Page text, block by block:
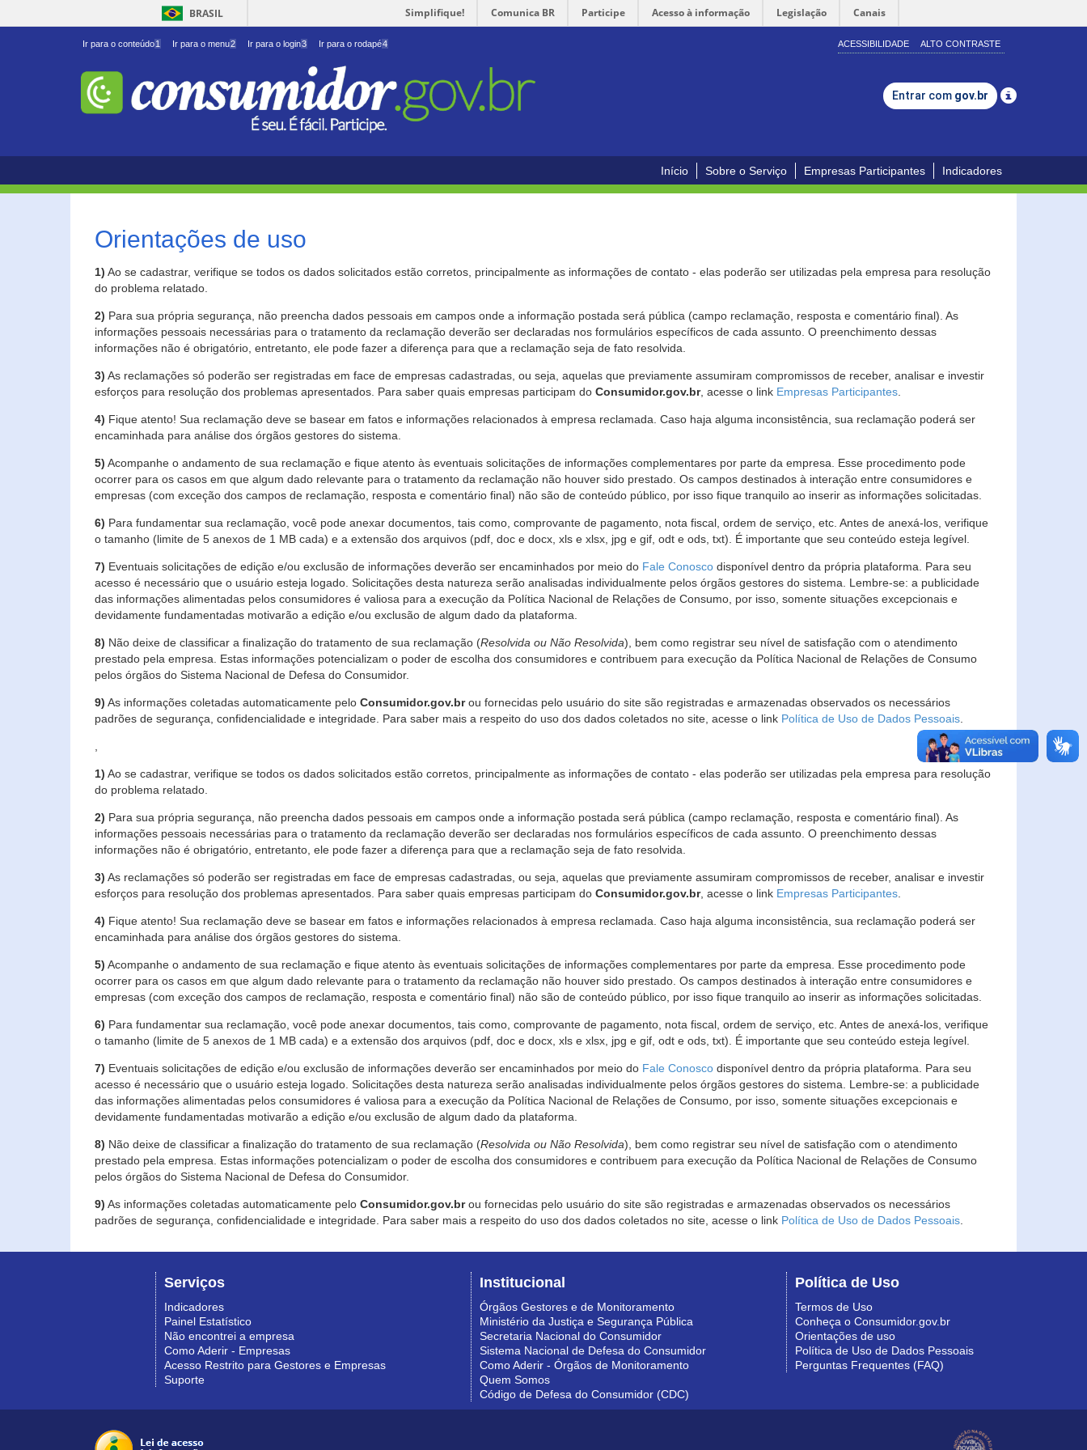
BRASIL Simplifique! Comunica BR Participe Acesso à informação Legislação Canais
Ir para o conteúdo1 Ir para o menu2 Ir para o login3 Ir para o rodapé4 ACESSIBILIDADE ALTO CONTRASTE
Entrar com gov.br
Início Sobre o Serviço Empresas Participantes Indicadores
Orientações de uso
1) Ao se cadastrar, verifique se todos os dados solicitados estão corretos, principalmente as informações de contato - elas poderão ser utilizadas pela empresa para resolução
do problema relatado.
2) Para sua própria segurança, não preencha dados pessoais em campos onde a informação postada será pública (campo reclamação, resposta e comentário final). As
informações pessoais necessárias para o tratamento da reclamação deverão ser declaradas nos formulários específicos de cada assunto. O preenchimento dessas
informações não é obrigatório, entretanto, ele pode fazer a diferença para que a reclamação seja de fato resolvida.
3) As reclamações só poderão ser registradas em face de empresas cadastradas, ou seja, aquelas que previamente assumiram compromissos de receber, analisar e investir
esforços para resolução dos problemas apresentados. Para saber quais empresas participam do Consumidor.gov.br, acesse o link Empresas Participantes
4) Fique atento! Sua reclamação deve se basear em fatos e informações relacionados à empresa reclamada. Caso haja alguma inconsistência, sua reclamação poderá ser
encaminhada para análise dos órgãos gestores do sistema.
5) Acompanhe o andamento de sua reclamação e fique atento às eventuais solicitações de informações complementares por parte da empresa. Esse procedimento pode
ocorrer para os casos em que algum dado relevante para o tratamento da reclamação não houver sido prestado. Os campos destinados à interação entre consumidores e
empresas (com exceção dos campos de reclamação, resposta e comentário final) não são de conteúdo público, por isso fique tranquilo ao inserir as informações solicitadas.
6) Para fundamentar sua reclamação, você pode anexar documentos, tais como, comprovante de pagamento, nota fiscal, ordem de serviço, etc. Antes de anexá-los, verifique
o tamanho (limite de 5 anexos de 1 MB cada) e a extensão dos arquivos (pdf, doc e docx, xls e xlsx, jpg e gif, odt e ods, txt). É importante que seu conteúdo esteja legível.
7) Eventuais solicitações de edição e/ou exclusão de informações deverão ser encaminhados por meio do Fale Conosco disponível dentro da própria plataforma. Para seu
acesso é necessário que o usuário esteja logado. Solicitações desta natureza serão analisadas individualmente pelos órgãos gestores do sistema. Lembre-se: a publicidade
das informações alimentadas pelos consumidores é valiosa para a execução da Política Nacional de Relações de Consumo, por isso, somente situações excepcionais e
devidamente fundamentadas motivarão a edição e/ou exclusão de algum dado da plataforma.
8) Não deixe de classificar a finalização do tratamento de sua reclamação (Resolvida ou Não Resolvida), bem como registrar seu nível de satisfação com o atendimento
prestado pela empresa. Estas informações potencializam o poder de escolha dos consumidores e contribuem para execução da Política Nacional de Relações de Consumo
pelos órgãos do Sistema Nacional de Defesa do Consumidor.
9) As informações coletadas automaticamente pelo Consumidor.gov.brou fornecidas pelo usuário do site são registradas e armazenadas observados os necessários
padrões de segurança, confidencialidade e integridade. Para saber mais a respeito do uso dos dados coletados no site, acesse o link Política de Uso de Dados Pessoais
1) Ao se cadastrar, verifique se todos os dados solicitados estão corretos, principalmente as informações de contato - elas poderão ser utilizadas pela empresa para resolução
do problema relatado.
2) Para sua própria segurança, não preencha dados pessoais em campos onde a informação postada será pública (campo reclamação, resposta e comentário final). As
informações pessoais necessárias para o tratamento da reclamação deverão ser declaradas nos formulários específicos de cada assunto. O preenchimento dessas
informações não é obrigatório, entretanto, ele pode fazer a diferença para que a reclamação seja de fato resolvida.
3) As reclamações só poderão ser registradas em face de empresas cadastradas, ou seja, aquelas que previamente assumiram compromissos de receber, analisar e investir
esforços para resolução dos problemas apresentados. Para saber quais empresas participam do Consumidor.gov.br, acesse o link Empresas Participantes
4) Fique atento! Sua reclamação deve se basear em fatos e informações relacionados à empresa reclamada. Caso haja alguma inconsistência, sua reclamação poderá ser
encaminhada para análise dos órgãos gestores do sistema.
5) Acompanhe o andamento de sua reclamação e fique atento às eventuais solicitações de informações complementares por parte da empresa. Esse procedimento pode
ocorrer para os casos em que algum dado relevante para o tratamento da reclamação não houver sido prestado. Os campos destinados à interação entre consumidores e
empresas (com exceção dos campos de reclamação, resposta e comentário final) não são de conteúdo público, por isso fique tranquilo ao inserir as informações solicitadas.
6) Para fundamentar sua reclamação, você pode anexar documentos, tais como, comprovante de pagamento, nota fiscal, ordem de serviço, etc. Antes de anexá-los, verifique
o tamanho (limite de 5 anexos de 1 MB cada) e a extensão dos arquivos (pdf, doc e docx, xls e xlsx, jpg e gif, odt e ods, txt). É importante que seu conteúdo esteja legível.
7) Eventuais solicitações de edição e/ou exclusão de informações deverão ser encaminhados por meio do Fale Conosco disponível dentro da própria plataforma. Para seu
acesso é necessário que o usuário esteja logado. Solicitações desta natureza serão analisadas individualmente pelos órgãos gestores do sistema. Lembre-se: a publicidade
das informações alimentadas pelos consumidores é valiosa para a execução da Política Nacional de Relações de Consumo, por isso, somente situações excepcionais e
devidamente fundamentadas motivarão a edição e/ou exclusão de algum dado da plataforma.
8) Não deixe de classificar a finalização do tratamento de sua reclamação (Resolvida ou Não Resolvida), bem como registrar seu nível de satisfação com o atendimento
prestado pela empresa. Estas informações potencializam o poder de escolha dos consumidores e contribuem para execução da Política Nacional de Relações de Consumo
pelos órgãos do Sistema Nacional de Defesa do Consumidor.
9) As informações coletadas automaticamente pelo Consumidor.gov.brou fornecidas pelo usuário do site são registradas e armazenadas observados os necessários
padrões de segurança, confidencialidade e integridade. Para saber mais a respeito do uso dos dados coletados no site, acesse o link Política de Uso de Dados Pessoais
Serviços
Indicadores
Painel Estatístico
Não encontrei a empresa
Como Aderir - Empresas
Acesso Restrito para Gestores e Empresas
Suporte
Institucional
Órgãos Gestores e de Monitoramento
Ministério da Justiça e Segurança Pública
Secretaria Nacional do Consumidor
Sistema Nacional de Defesa do Consumidor
Como Aderir - Órgãos de Monitoramento
Quem Somos
Código de Defesa do Consumidor (CDC)
Política de Uso
Termos de Uso
Conheça o Consumidor.gov.br
Orientações de uso
Política de Uso de Dados Pessoais
Perguntas Frequentes (FAQ)